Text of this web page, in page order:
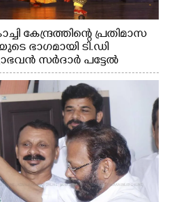
കേന്ദ്രത്തിന്റെ പ്രതിമാസ
ഭാഗമായി ടി.ഡി
സർദാർ പട്ടേൽ
നേതൃത്വത്തിൽ
കഥക് നൃത്തത്തിൽ നിന്ന്